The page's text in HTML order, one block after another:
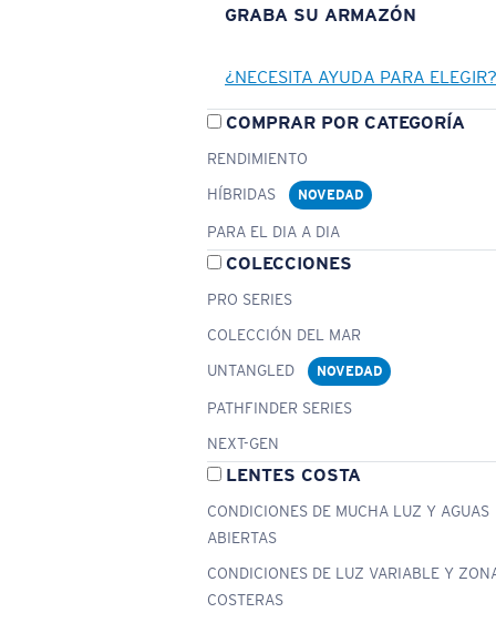
GRABA SU ARMAZÓN
¿NECESITA AYUDA PARA ELEGIR?
COMPRAR POR CATEGORÍA
RENDIMIENTO
HÍBRIDAS
NOVEDAD
PARA EL DIA A DIA
COLECCIONES
PRO SERIES
COLECCIÓN DEL MAR
UNTANGLED
NOVEDAD
PATHFINDER SERIES
NEXT-GEN
LENTES COSTA
CONDICIONES DE MUCHA LUZ Y AGUAS
ABIERTAS
CONDICIONES DE LUZ VARIABLE Y
COSTERAS